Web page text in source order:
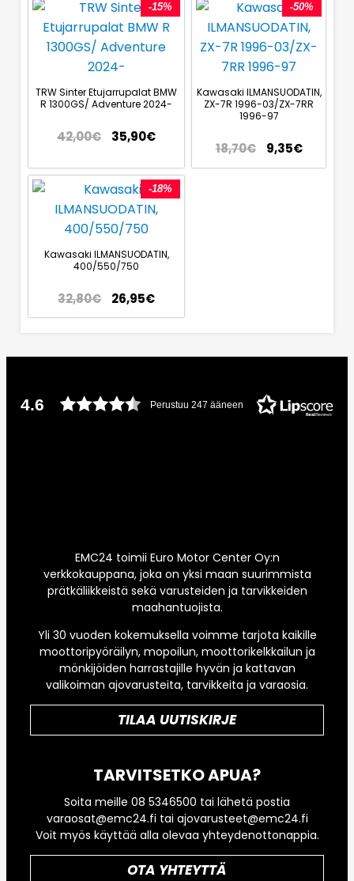
-15%
TRW Sinter Etujarrupalat BMW
R 1300GS/ Adventure 2024-
42,00€ 35,90€
-50%
Kawasaki ILMANSUODATIN,
ZX-7R 1996-03/ZX-7RR
1996-97
18,70€ 9,35€
-18%
Kawasaki ILMANSUODATIN,
400/550/750
32,80€ 26,95€
4.6 Perustuu 247 ääneen
EMC24 toimii Euro Motor Center Oy:n
verkkokauppana, joka on yksi maan suurimmista
prätkäliikkeistä sekä varusteiden ja tarvikkeiden
maahantuojista.
Yli 30 vuoden kokemuksella voimme tarjota kaikille
moottoripyöräilyn, mopoilun, moottorikelkkailun ja
mönkijöiden harrastajille hyvän ja kattavan
valikoiman ajovarusteita, tarvikkeita ja varaosia.
TILAA UUTISKIRJE
TARVITSETKO APUA?
Soita meille 08 5346500 tai lähetä postia
varaosat@emc24.fi tai ajovarusteet@emc24.fi
Voit myös käyttää alla olevaa yhteydenottonappia.
OTA YHTEYTTÄ